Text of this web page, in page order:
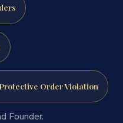
Protective Order Violation
Founder.